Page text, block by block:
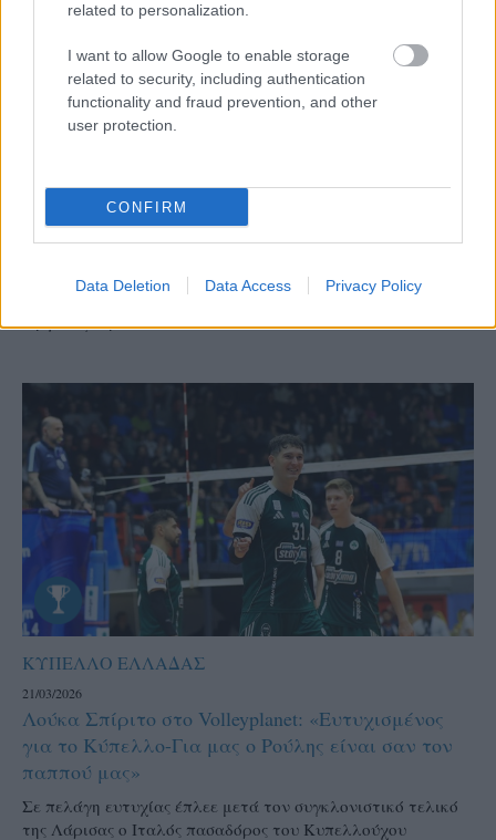
related to personalization.
I want to allow Google to enable storage
related to security, including authentication
functionality and fraud prevention, and other
user protection.
CONFIRM
Data Deletion Data Access Privacy Policy
ΚΥΠΕΛΛΟ ΕΛΛΑΔΑΣ
τους εαυτούς μας–Aφιερωμένο στο λαό του
Παναθηναϊκού»
Παναθηναϊκού, Σταύρος Κασαμπαλής μίλησε στο
Volleyplanet.gr για την κατάκτηση του πολυπόθητου τίτλου,
τη φιλόξενη...
ΚΥΠΕΛΛΟ ΕΛΛΑΔΑΣ
21/03/2026
Λούκα Σπίριτο στο Volleyplanet: «Ευτυχισμένος
για το Κύπελλο-Για μας ο Ρούλης είναι σαν τον
παππού μας»
Σε πελάγη ευτυχίας έπλεε μετά τον συγκλονιστικό τελικό
της Λάρισας ο Ιταλός πασαδόρος του Κυπελλούχου